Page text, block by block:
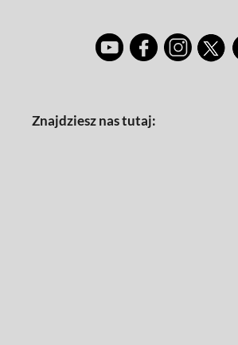
Znajdziesz nas tutaj: